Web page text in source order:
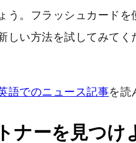
う。フラッシュカード
しい方法を試してみて
語でのニュース記事を読
ナーを見つけ